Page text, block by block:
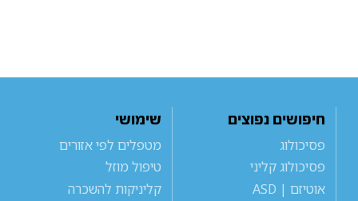
חיפושים נפוצים
פסיכולוג
פסיכולוג קליני
אוטיזם | ASD
שימושי
מטפלים לפי אזורים
טיפול מוזל
קליניקות להשכרה